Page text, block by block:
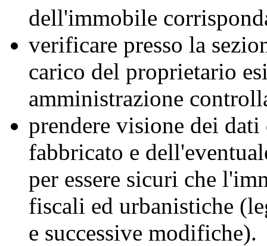
dell'immobile
verificare presso la
carico del proprietario
amministrazione
prendere visione dei
fabbricato e
per essere sicuri che
fiscali ed urbanistiche
e successive modifiche).